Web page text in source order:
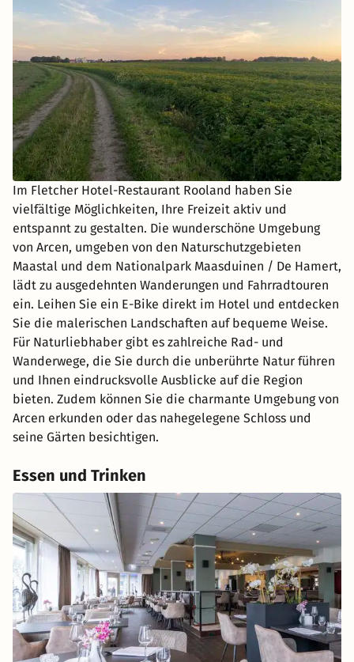
Im Fletcher Hotel-Restaurant Rooland haben Sie
vielfältige Möglichkeiten, Ihre Freizeit aktiv und
entspannt zu gestalten. Die wunderschöne Umgebung
von Arcen, umgeben von den Naturschutzgebieten
Maastal und dem Nationalpark Maasduinen / De Hamert,
lädt zu ausgedehnten Wanderungen und Fahrradtouren
ein. Leihen Sie ein E-Bike direkt im Hotel und entdecken
Sie die malerischen Landschaften auf bequeme Weise.
Für Naturliebhaber gibt es zahlreiche Rad- und
Wanderwege, die Sie durch die unberührte Natur führen
und Ihnen eindrucksvolle Ausblicke auf die Region
bieten. Zudem können Sie die charmante Umgebung von
Arcen erkunden oder das nahegelegene Schloss und
seine Gärten besichtigen.
Essen und Trinken